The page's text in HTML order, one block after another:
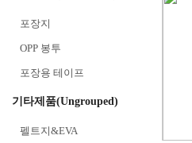
포장지
OPP 봉투
포장용 테이프
기타제품(Ungrouped)
펠트지&EVA